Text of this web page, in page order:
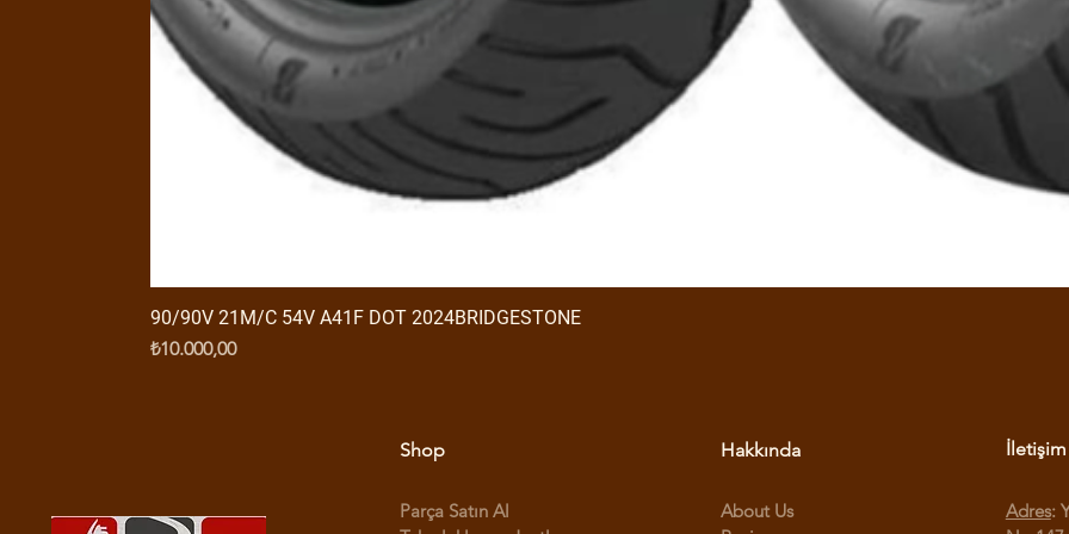
90/90V 21M/C 54V A41F DOT 2024BRIDGESTONE
Fiyat
₺10.000,00
Shop
Parça Satın Al
Hakkında
About Us
İletişim
Adres: